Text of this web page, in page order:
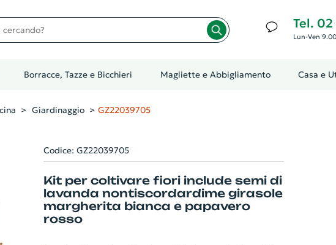
Tel. 02
Lun-Ven
Borracce, Tazze e Bicchieri Magliette e Abbigliamento Casa e
Giardinaggio GZ22039705
Codice: GZ22039705
Kit per coltivare fiori include semi di
lavanda nontiscordardime girasole
margherita bianca e papavero
rosso